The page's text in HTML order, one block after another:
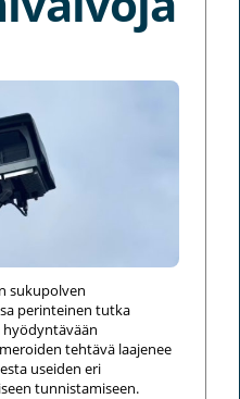
sukupolven
perinteinen tutka
tehtävä laajenee
useiden eri
tunnistamiseen.